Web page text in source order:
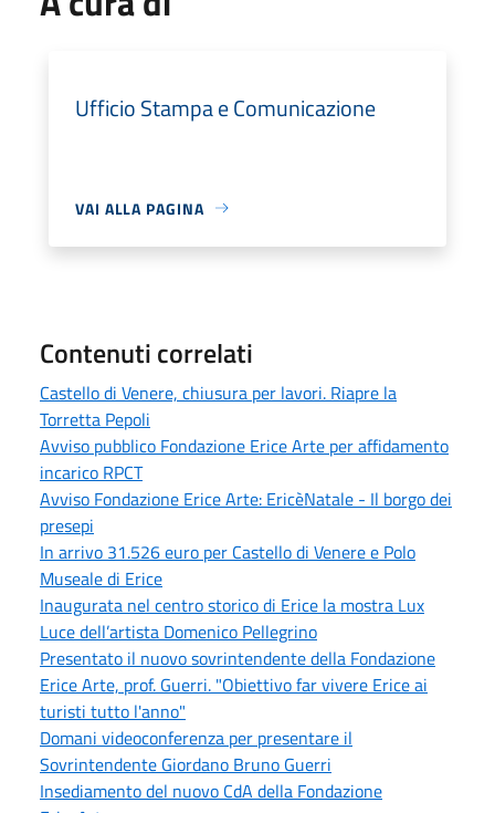
Ufficio Stampa e Comunicazione
VAI ALLA PAGINA
Contenuti correlati
Castello di Venere, chiusura per lavori. Riapre la
Torretta Pepoli
Avviso pubblico Fondazione Erice Arte per affidamento
incarico RPCT
Avviso Fondazione Erice Arte: EricèNatale - Il borgo dei
presepi
In arrivo 31.526 euro per Castello di Venere e Polo
Museale di Erice
Inaugurata nel centro storico di Erice la mostra Lux
Luce dell’artista Domenico Pellegrino
Presentato il nuovo sovrintendente della Fondazione
Erice Arte, prof. Guerri. "Obiettivo far vivere Erice ai
turisti tutto l'anno"
Domani videoconferenza per presentare il
Sovrintendente Giordano Bruno Guerri
Insediamento del nuovo CdA della Fondazione